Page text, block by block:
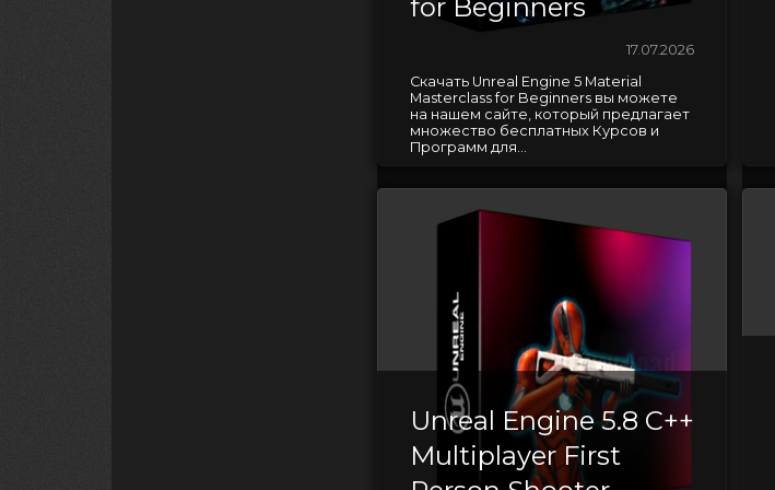
for Beginners
17.07.2026
Скачать Unreal Engine 5 Material
Masterclass for Beginners вы можете
на нашем сайте, который предлагает
множество бесплатных Курсов и
Программ для...
Unreal Engine 5.8 C++
Multiplayer First